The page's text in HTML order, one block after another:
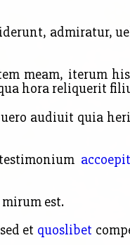
admiratur,
meam, iterum
hora reliquerit
audiuit quia
est.
et quoslibet